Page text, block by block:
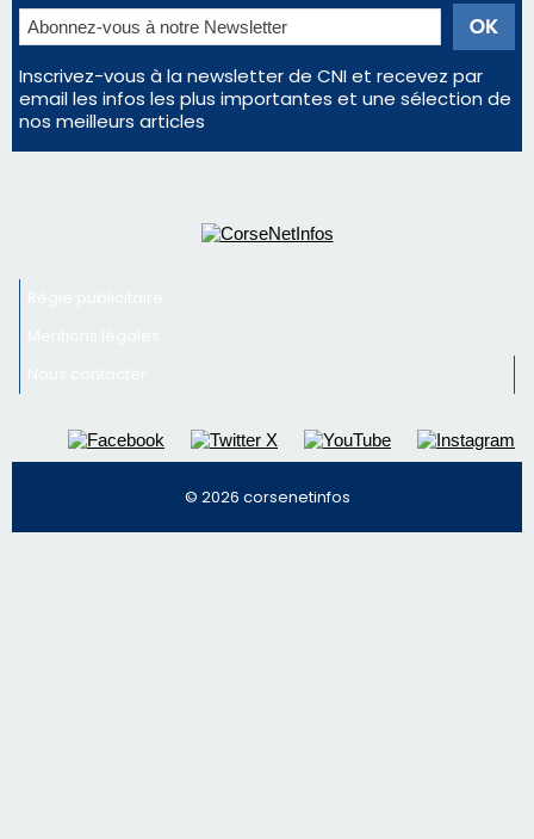
Inscrivez-vous à la newsletter de CNI et recevez par
email les infos les plus importantes et une sélection de
nos meilleurs articles
© 2026 corsenetinfos